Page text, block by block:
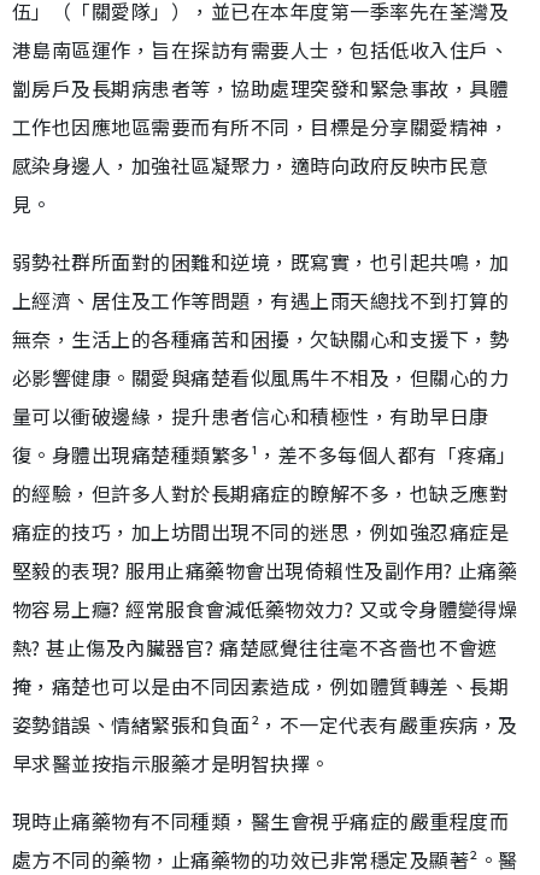
伍」（「關愛隊」），並已在本年度第一季率先在荃灣及
港島南區運作，旨在探訪有需要人士，包括低收入住戶、
劏房戶及長期病患者等，協助處理突發和緊急事故，具體
工作也因應地區需要而有所不同，目標是分享關愛精神，
感染身邊人，加強社區凝聚力，適時向政府反映市民意
見。
弱勢社群所面對的困難和逆境，既寫實，也引起共鳴，加
上經濟、居住及工作等問題，有遇上雨天總找不到打算的
無奈，生活上的各種痛苦和困擾，欠缺關心和支援下，勢
必影響健康。關愛與痛楚看似風馬牛不相及，但關心的力
量可以衝破邊緣，提升患者信心和積極性，有助早日康
復。身體出現痛楚種類繁多¹，差不多每個人都有「疼痛」
的經驗，但許多人對於長期痛症的瞭解不多，也缺乏應對
痛症的技巧，加上坊間出現不同的迷思，例如強忍痛症是
堅毅的表現? 服用止痛藥物會出現倚賴性及副作用? 止痛藥
物容易上癮? 經常服食會減低藥物效力? 又或令身體變得燥
熱? 甚止傷及內臟器官? 痛楚感覺往往毫不吝嗇也不會遮
掩，痛楚也可以是由不同因素造成，例如體質轉差、長期
姿勢錯誤、情緒緊張和負面²，不一定代表有嚴重疾病，及
早求醫並按指示服藥才是明智抉擇。
現時止痛藥物有不同種類，醫生會視乎痛症的嚴重程度而
處方不同的藥物，止痛藥物的功效已非常穩定及顯著²。醫